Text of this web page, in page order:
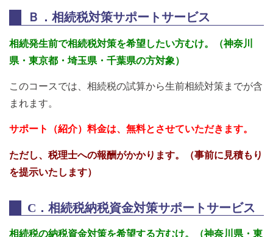
Ｂ．相続税対策サポートサービス
相続発生前で相続税対策を希望したい方むけ。
（神奈川
県・東京都・埼玉県・千葉県の方対象）
このコースでは、相続税の試算から生前相続対策までが含
まれます。
サポート（紹介）料金は、無料とさせていただきます。
ただし、税理士への報酬がかかります。（事前に見積もり
を提示いたします）
C．相続税納税資金対策サポートサービス
相続税の納税資金対策を希望する方むけ。 （神奈川県・東